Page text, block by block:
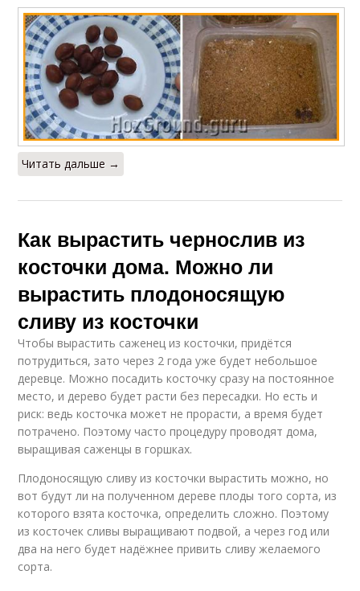
Читать дальше →
Как вырастить чернослив из
косточки дома. Можно ли
вырастить плодоносящую
сливу из косточки
Чтобы вырастить саженец из косточки, придётся
потрудиться, зато через 2 года уже будет небольшое
деревце. Можно посадить косточку сразу на постоянное
место, и дерево будет расти без пересадки. Но есть и
риск: ведь косточка может не прорасти, а время будет
потрачено. Поэтому часто процедуру проводят дома,
выращивая саженцы в горшках.
Плодоносящую сливу из косточки вырастить можно, но
вот будут ли на полученном дереве плоды того сорта, из
которого взята косточка, определить сложно. Поэтому
из косточек сливы выращивают подвой, а через год или
два на него будет надёжнее привить сливу желаемого
сорта.